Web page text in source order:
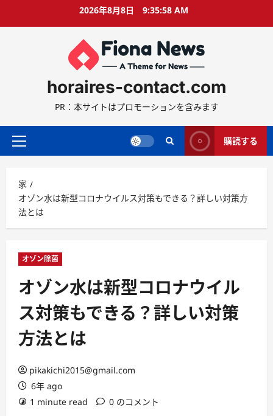
2026年8月8日 9:35:59 AM
horaires-contact.com
PR：本サイトはプロモーションを含みます
プ
マ
リ
ー
メ
ュ
購読する
家
オゾン水は新型コロナウイルス対策もできる？詳しい対策方
法とは
オゾン除菌
オゾン水は新型コロナウイル
ス対策もできる？詳しい対策
方法とは
pikakichi2015@gmail.com
6年 ago
1 minute read
0 のコメント